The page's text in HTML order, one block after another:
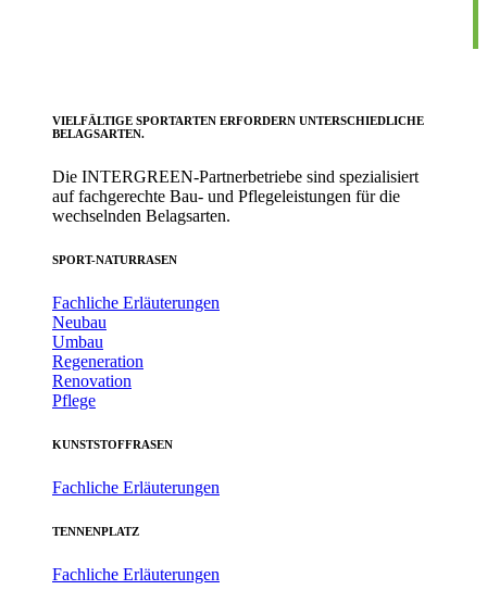
VIELFÄLTIGE SPORTARTEN ERFORDERN UNTERSCHIEDLICHE
BELAGSARTEN.
Die INTERGREEN-Partnerbetriebe sind spezialisiert
auf fachgerechte Bau- und Pflegeleistungen für die
wechselnden Belagsarten.
SPORT-NATURRASEN
Fachliche Erläuterungen
Neubau
Umbau
Regeneration
Renovation
Pflege
KUNSTSTOFFRASEN
Fachliche Erläuterungen
TENNENPLATZ
Fachliche Erläuterungen